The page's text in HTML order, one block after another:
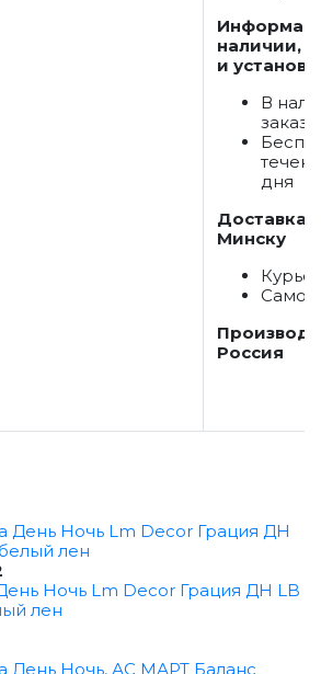
наличии,
и
В
заказ
дня
Доставка
Минску
Россия
Ночь Lm Decor Грация ДН LB
лен